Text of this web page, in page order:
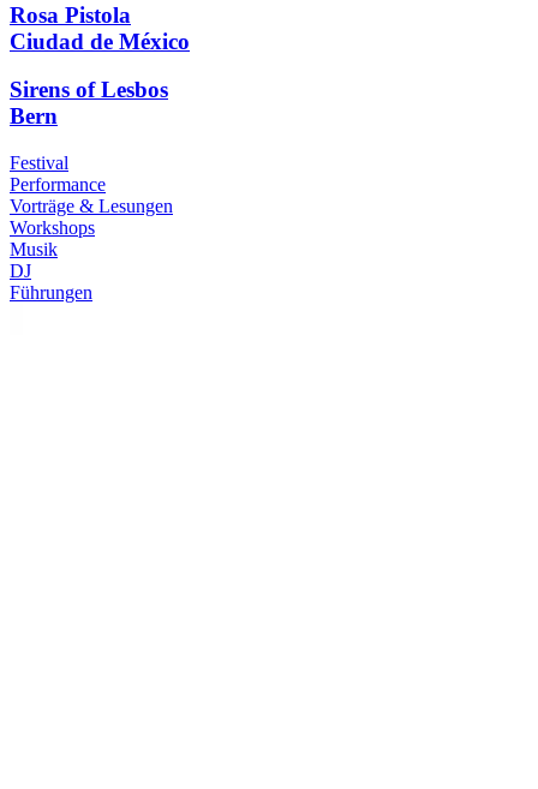
Rosa Pistola
Ciudad de México
Sirens of Lesbos
Bern
Festival
Performance
Vorträge & Lesungen
Workshops
Musik
DJ
Führungen